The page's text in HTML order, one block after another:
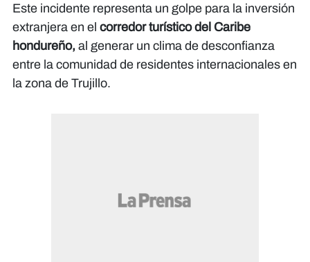
Este incidente representa un golpe para la inversión
extranjera en el corredor turístico del Caribe
hondureño, al generar un clima de desconfianza
entre la comunidad de residentes internacionales en
la zona de Trujillo.